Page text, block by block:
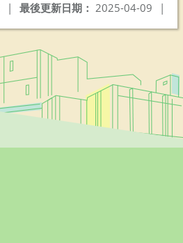
最後更新日期： 2025-04-09 |
|